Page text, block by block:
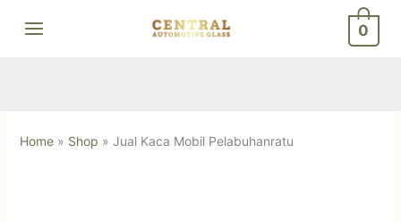
0
Home» Shop » Jual Kaca Mobil Pelabuhanratu